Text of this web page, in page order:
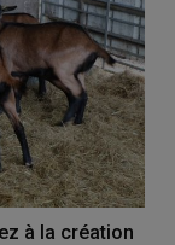
à la création